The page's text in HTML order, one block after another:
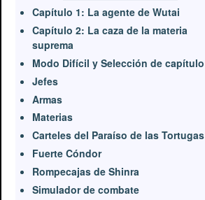
Capítulo 1: La agente de Wutai
Capítulo 2: La caza de la materia
suprema
Modo Difícil y Selección de capítulo
Jefes
Armas
Materias
Carteles del Paraíso de las Tortugas
Fuerte Cóndor
Rompecajas de Shinra
Simulador de combate